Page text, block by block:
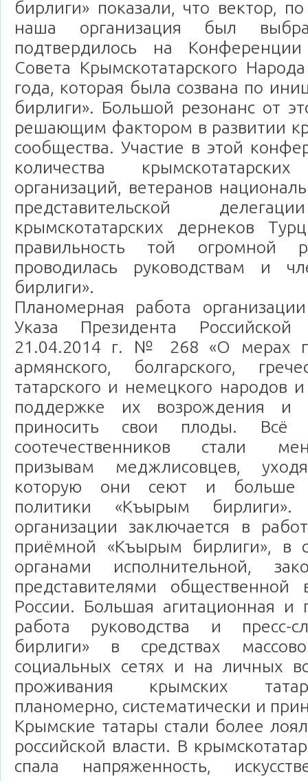
бирлиги» показали, что вектор,
наша организация был
подтвердилось на
Совета Крымскотатарского
года, которая была созвана по
бирлиги». Большой резонанс от
решающим фактором в развитии
сообщества. Участие в этой
количества
организаций, ветеранов
представительской
крымскотатарских дернеков
правильность той огромной
проводилась руководствам и
бирлиги».
Планомерная работа
Указа Президента
21.04.2014 г. № 268 «О мерах
армянского, болгарского,
татарского и немецкого народов и
поддержке их возрождения и
приносить свои плоды. Всё
соотечественников стали
призывам меджлисовцев,
которую они сеют и больше
политики «Къырым
организации заключается в
приёмной «Къырым бирлиги», в
органами исполнительной,
представителями
России. Большая агитационная и
работа руководства и пресс-
бирлиги» в средствах
социальных сетях и на личных
проживания крымских
планомерно, систематически и
Крымские татары стали более
российской власти. В
спала напряженность,